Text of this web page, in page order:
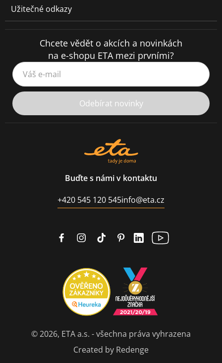
Užitečné odkazy
Chcete vědět o akcích a novinkách
na e-shopu ETA mezi prvními?
Váš e-mail
Odebírat novinky
Buďte s námi v kontaktu
+420 545 120 545info@eta.cz
© 2026, ETA a.s. - všechna práva vyhrazena
Created by Redenge